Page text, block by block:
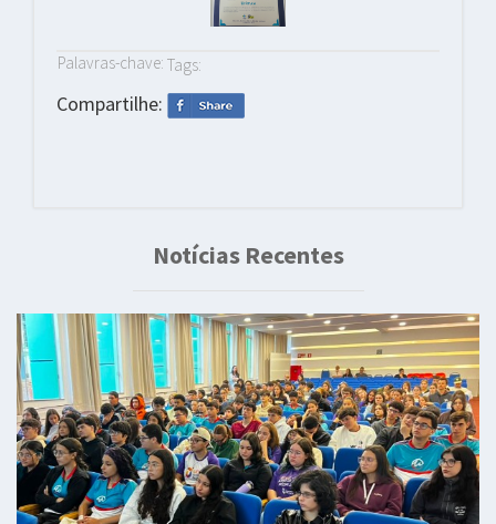
Palavras-chave: Tags:
Compartilhe:
Notícias Recentes